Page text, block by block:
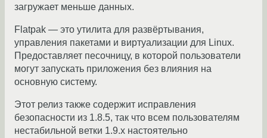
загружает меньше данных.
Flatpak — это утилита для развёртывания,
управления пакетами и виртуализации для Linux.
Предоставляет песочницу, в которой пользователи
могут запускать приложения без влияния на
основную систему.
Этот релиз также содержит исправления
безопасности из 1.8.5, так что всем пользователям
нестабильной ветки 1.9.x настоятельно